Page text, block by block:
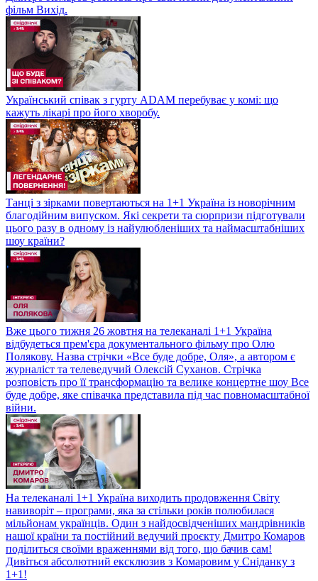
фільм Вихід.
Український співак з гурту ADAM перебуває у комі: що
кажуть лікарі про його хворобу.
Танці з зірками повертаються на 1+1 Україна із новорічним
благодійним випуском. Які секрети та сюрпризи підготували
цього разу в одному із найулюбленіших та наймасштабніших
шоу країни?
Вже цього тижня 26 жовтня на телеканалі 1+1 Україна
відбудеться прем'єра документального фільму про Олю
Полякову. Назва стрічки «Все буде добре, Оля», а автором є
журналіст та телеведучий Олексій Суханов. Стрічка
розповість про її трансформацію та велике концертне шоу Все
буде добре, яке співачка представила під час повномасштабної
війни.
На телеканалі 1+1 Україна виходить продовження Світу
навиворіт – програми, яка за стільки років полюбилася
мільйонам українців. Один з найдосвідченіших мандрівників
нашої країни та постійний ведучий проєкту Дмитро Комаров
поділиться своїми враженнями від того, що бачив сам!
Дивіться абсолютний ексклюзив з Комаровим у Сніданку з
1+1!